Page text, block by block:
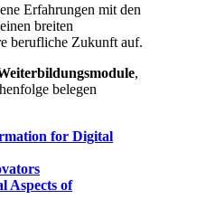
Erfahrungen mit den
breiten
berufliche Zukunft auf.
,
belegen
for Digital
Aspects of